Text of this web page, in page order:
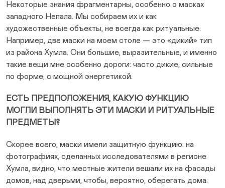
Некоторые знания фрагментарны, особенно о масках
западного Непала. Мы собираем их и как
художественные объекты, не всегда как ритуальные.
Например, две маски на моем столе — это «дикий» тип
из района Хумла. Они большие, выразительные, и именно
такие вещи мне особенно дороги: часто дикие, сильные
по форме, с мощной энергетикой.
ЕСТЬ ПРЕДПОЛОЖЕНИЯ, КАКУЮ ФУНКЦИЮ
МОГЛИ ВЫПОЛНЯТЬ ЭТИ МАСКИ И РИТУАЛЬНЫЕ
ПРЕДМЕТЫ?
Скорее всего, маски имели защитную функцию: на
фотографиях, сделанных исследователями в регионе
Хумла, видно, что местные жители вешали их на фасады
домов, над дверьми, чтобы, вероятно, оберегать дома.